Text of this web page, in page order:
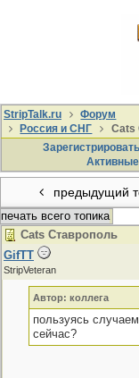
StripTalk.ru
Форум
Россия и СНГ
Cats
предыдущий
печать всего топика
Cats Ставрополь
GifTT
StripVeteran
Автор: коллега
пользуясь
сейчас?